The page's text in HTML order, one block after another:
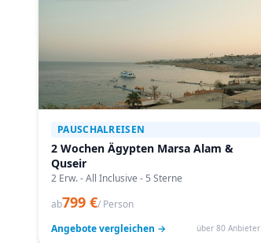
PAUSCHALREISEN
2 Wochen Ägypten Marsa Alam &
Quseir
2 Erw. - All Inclusive - 5 Sterne
ab799 €/ Person
Angebote vergleichen →
über 80 Anbieter